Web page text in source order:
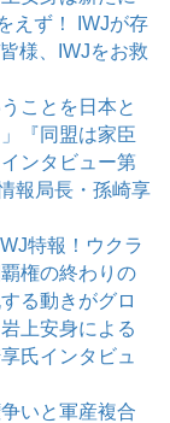
えず！ IWJが存
様、IWJをお救
ことを日本と
『同盟は家臣
ンタビュー第
報局長・孫崎享
特報！ウクラ
権の終わりの
る動きがグロ
上安身による
氏インタビュ
いと軍産複合